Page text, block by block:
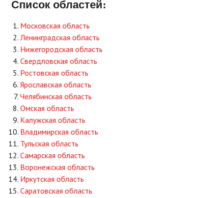
Список областей:
Московская область
Ленинградская область
Нижегородская область
Свердловская область
Ростовская область
Ярославская область
Челябинская область
Омская область
Калужская область
Владимирская область
Тульская область
Самарская область
Воронежская область
Иркутская область
Саратовская область